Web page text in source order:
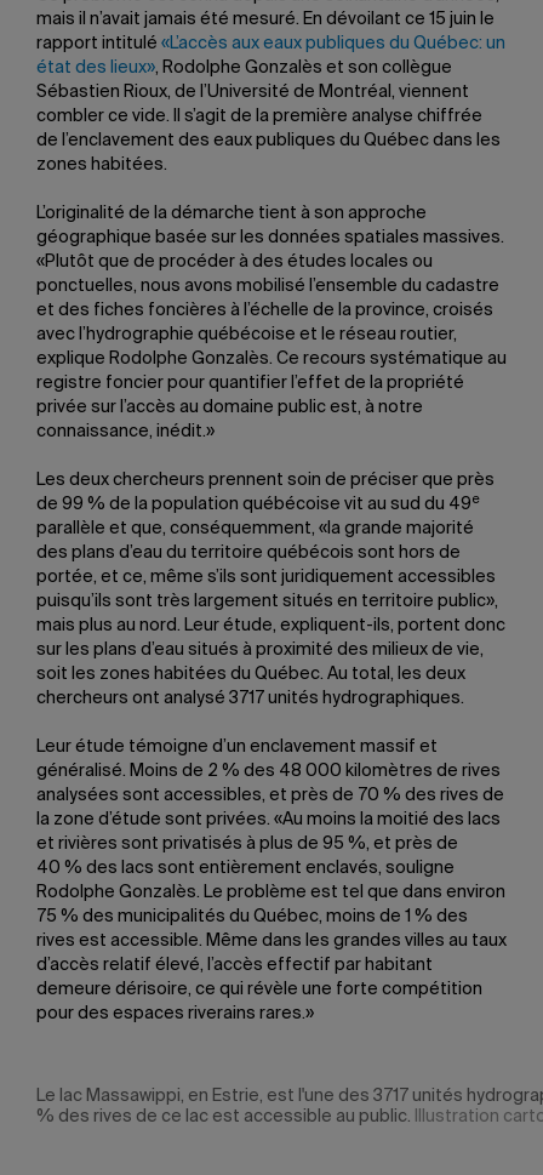
mais il n’avait jamais été mesuré. En dévoilant ce 15 juin le
rapport intitulé «L’accès aux eaux publiques du Québec: un
état des lieux», Rodolphe Gonzalès et son collègue
Sébastien Rioux, de l’Université de Montréal, viennent
combler ce vide. Il s’agit de la première analyse chiffrée
de l’enclavement des eaux publiques du Québec dans les
zones habitées.
L’originalité de la démarche tient à son approche
géographique basée sur les données spatiales massives.
«Plutôt que de procéder à des études locales ou
ponctuelles, nous avons mobilisé l’ensemble du cadastre
et des fiches foncières à l’échelle de la province, croisés
avec l’hydrographie québécoise et le réseau routier,
explique Rodolphe Gonzalès. Ce recours systématique au
registre foncier pour quantifier l’effet de la propriété
privée sur l’accès au domaine public est, à notre
connaissance, inédit.»
Les deux chercheurs prennent soin de préciser que près
de 99 % de la population québécoise vit au sud du 49 e
parallèle et que, conséquemment, «la grande majorité
des plans d’eau du territoire québécois sont hors de
portée, et ce, même s’ils sont juridiquement accessibles
puisqu’ils sont très largement situés en territoire public»,
mais plus au nord. Leur étude, expliquent-ils, portent donc
sur les plans d’eau situés à proximité des milieux de vie,
soit les zones habitées du Québec. Au total, les deux
chercheurs ont analysé 3717 unités hydrographiques.
Leur étude témoigne d’un enclavement massif et
généralisé. Moins de 2 % des 48 000 kilomètres de rives
analysées sont accessibles, et près de 70 % des rives de
la zone d’étude sont privées. «Au moins la moitié des lacs
et rivières sont privatisés à plus de 95 %, et près de
40 % des lacs sont entièrement enclavés, souligne
Rodolphe Gonzalès. Le problème est tel que dans environ
75 % des municipalités du Québec, moins de 1 % des
rives est accessible. Même dans les grandes villes au taux
d’accès relatif élevé, l’accès effectif par habitant
demeure dérisoire, ce qui révèle une forte compétition
pour des espaces riverains rares.»
Le lac Massawippi, en Estrie, est l'une des 3717 unités
% des rives de ce lac est accessible au public.
Illustration